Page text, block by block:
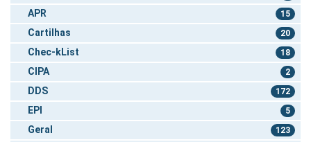
APR 15
Cartilhas 20
Chec-kList 18
CIPA 2
DDS 172
EPI 5
Geral 123